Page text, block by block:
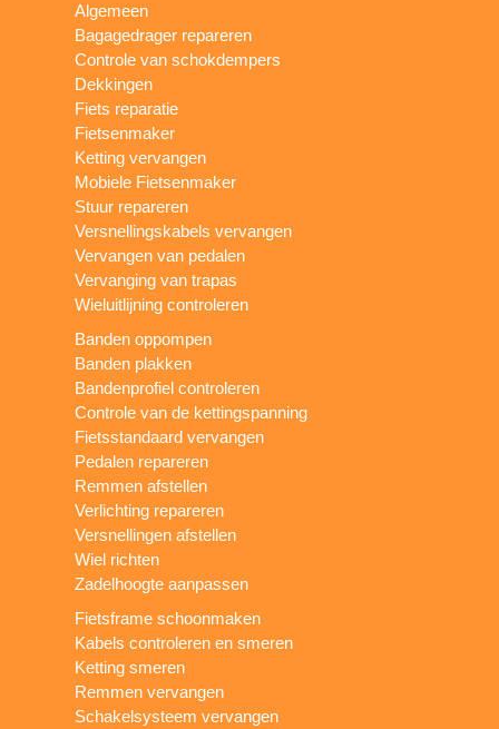
Algemeen
Bagagedrager repareren
Controle van schokdempers
Dekkingen
Fiets reparatie
Fietsenmaker
Ketting vervangen
Mobiele Fietsenmaker
Stuur repareren
Versnellingskabels vervangen
Vervangen van pedalen
Vervanging van trapas
Wieluitlijning controleren
Banden oppompen
Banden plakken
Bandenprofiel controleren
Controle van de kettingspanning
Fietsstandaard vervangen
Pedalen repareren
Remmen afstellen
Verlichting repareren
Versnellingen afstellen
Wiel richten
Zadelhoogte aanpassen
Fietsframe schoonmaken
Kabels controleren en smeren
Ketting smeren
Remmen vervangen
Schakelsysteem vervangen